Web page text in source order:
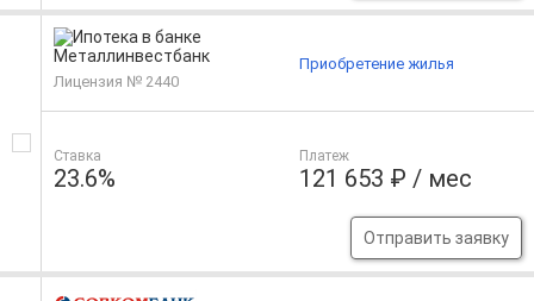
Лицензия № 2440
Ставка
23.6%
Платеж
121 653 ₽ / мес
Отправить заявку
Приобретение жилья